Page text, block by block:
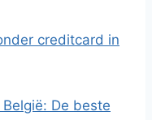
creditcard in
De beste